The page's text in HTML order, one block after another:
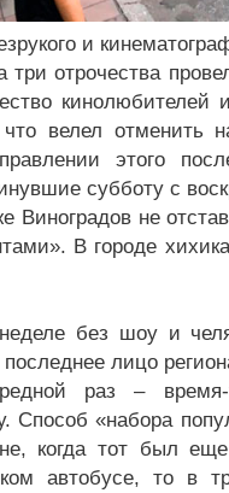
и
три отрочества
что велел
этого
субботу с
Виноградов не
В городе
без шоу и
лицо
раз –
Способ «набора
когда тот был
автобусе, то